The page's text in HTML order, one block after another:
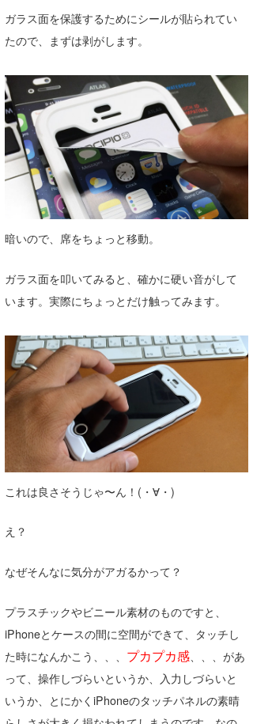
ガラス面を保護するためにシールが貼られてい
たので、まずは剥がします。
暗いので、席をちょっと移動。
ガラス面を叩いてみると、確かに硬い音がして
います。実際にちょっとだけ触ってみます。
これは良さそうじゃ〜ん！(・∀・)
え？
なぜそんなに気分がアガるかって？
プラスチックやビニール素材のものですと、
iPhoneとケースの間に空間ができて、タッチし
た時になんかこう、、、 プカプカ感、、、があ
って、操作しづらいというか、入力しづらいと
いうか、とにかくiPhoneのタッチパネルの素晴
たっちー
まっきー
三輪予報士
小川予報士
上田純子
上條将美
SancheZ
米山予報士
wanda
予報士 hiro.
banpaku
Mr.K